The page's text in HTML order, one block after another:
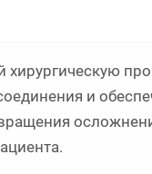
хирургическую
и